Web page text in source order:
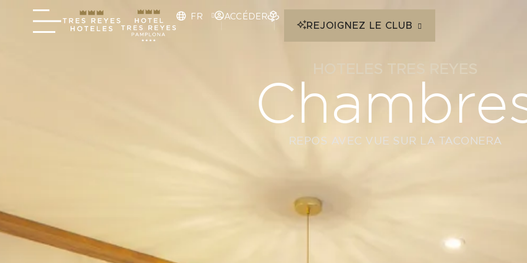
FR ACCÉDER
REJOIGNEZ LE CLUB
HOTELES TRES REYES
REPOS AVEC VUE SUR LA TACONERA